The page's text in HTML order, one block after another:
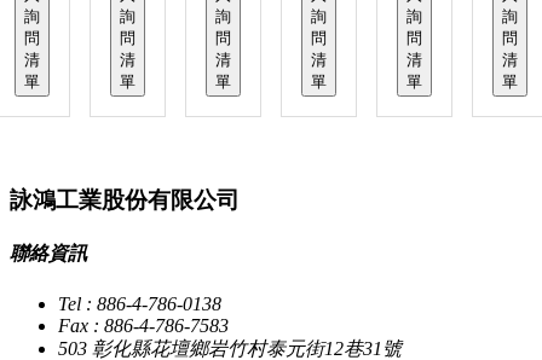
詢
問
清
單
詢
問
清
單
詢
問
清
單
詢
問
清
單
詢
問
清
單
詢
問
清
單
詠鴻工業股份有限公司
聯絡資訊
Tel : 886-4-786-0138
Fax : 886-4-786-7583
503 彰化縣花壇鄉岩竹村泰元街12巷31號